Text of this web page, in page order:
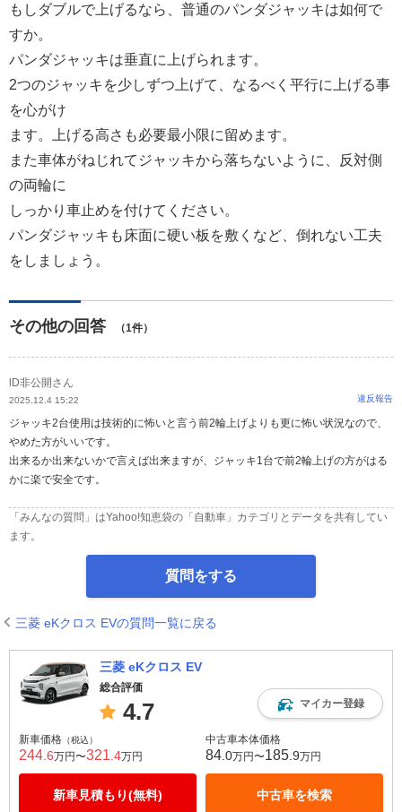
もしダブルで上げるなら、普通のパンダジャッキは如何で
すか。
パンダジャッキは垂直に上げられます。
2つのジャッキを少しずつ上げて、なるべく平行に上げる事
を心がけ
ます。上げる高さも必要最小限に留めます。
また車体がねじれてジャッキから落ちないように、反対側
の両輪に
しっかり車止めを付けてください。
パンダジャッキも床面に硬い板を敷くなど、倒れない工夫
をしましょう。
その他の回答 （1件）
lD非公開さん
2025.12.4 15:22 違反報告
ジャッキ2台使用は技術的に怖いと言う前2輪上げよりも更に怖い状況なので、
やめた方がいいです。
出来るか出来ないかで言えば出来ますが、ジャッキ1台で前2輪上げの方がはる
かに楽で安全です。
「みんなの質問」はYahoo!知恵袋の「自動車」カテゴリとデータを共有してい
ます。
質問をする
三菱 eKクロス EVの質問一覧に戻る
三菱 eKクロス EV
総合評価
4.7 マイカー登録
新車価格 （税込）
244 .6万円〜321 .4万円
新車見積もり(無料)
中古車本体価格
84 .0万円〜185 .9万円
中古車を検索